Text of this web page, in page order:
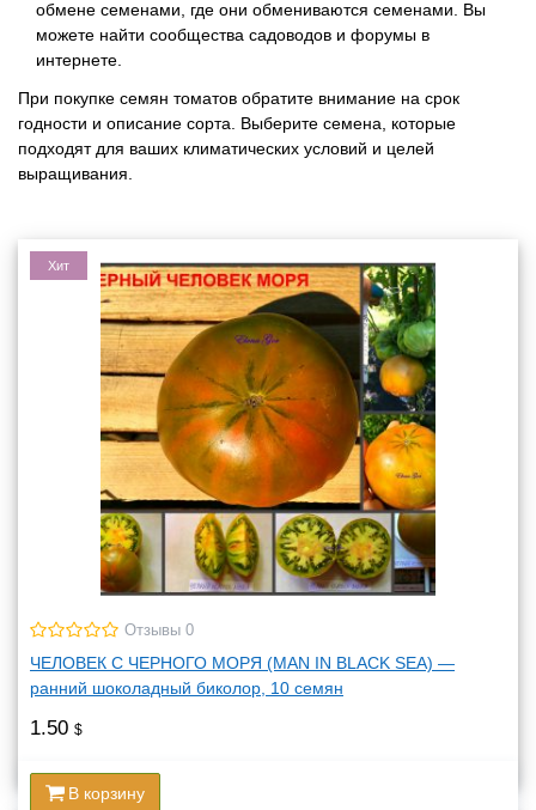
обмене семенами, где они обмениваются семенами. Вы
можете найти сообщества садоводов и форумы в
интернете.
При покупке семян томатов обратите внимание на срок
годности и описание сорта. Выберите семена, которые
подходят для ваших климатических условий и целей
выращивания.
Хит
Отзывы 0
ЧЕЛОВЕК С ЧЕРНОГО МОРЯ (MAN IN BLACK SEA) —
ранний шоколадный биколор, 10 семян
1.50 $
В корзину